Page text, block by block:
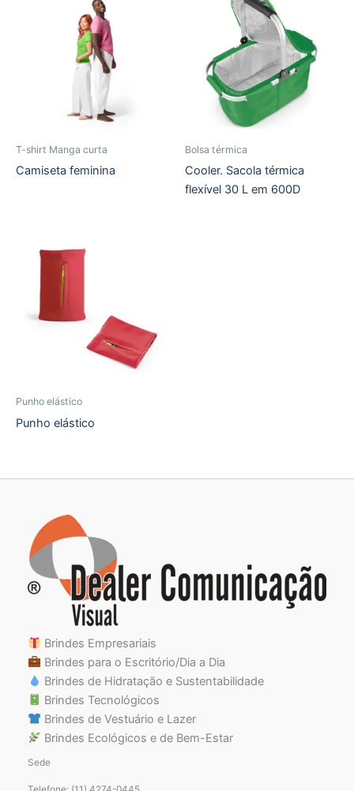
T-shirt Manga curta
Camiseta feminina
Bolsa térmica
Cooler. Sacola térmica
flexível 30 L em 600D
Punho elástico
Punho elástico
Brindes Empresariais
Brindes para o Escritório/Dia a Dia
Brindes de Hidratação e Sustentabilidade
Brindes Tecnológicos
Brindes de Vestuário e Lazer
Brindes Ecológicos e de Bem-Estar
Sede